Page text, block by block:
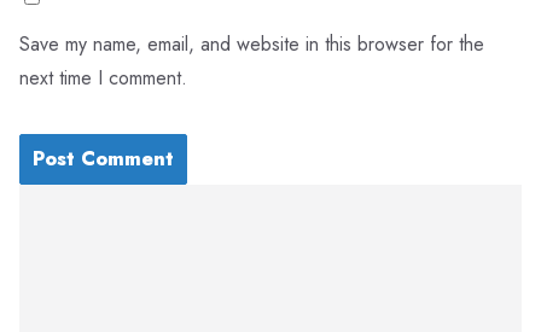
Save my name, email, and website in this browser for the
next time I comment.